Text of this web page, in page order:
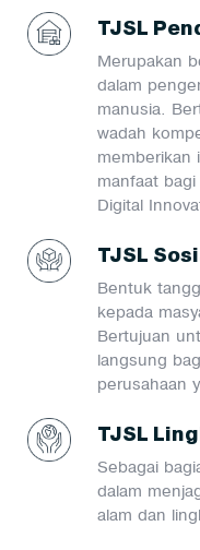
TJSL
Merupakan
dalam
manusia.
wadah
memberikan
manfaat
Digital
TJSL
Bentuk
kepada
Bertujuan
langsung
perusahaan
TJSL
Sebagai
dalam
alam dan